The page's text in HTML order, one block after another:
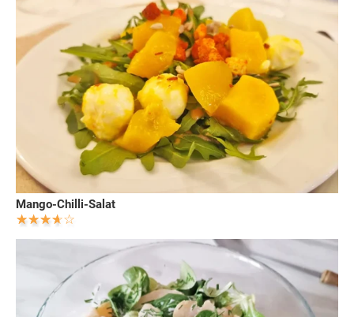
Mango-Chilli-Salat